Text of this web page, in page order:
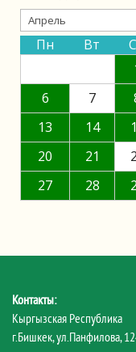
Пн Вт
6
7
13
14
20
21
27
28
Контакты:
Кыргызская Республика
г.Бишкек, ул.Панфилова,